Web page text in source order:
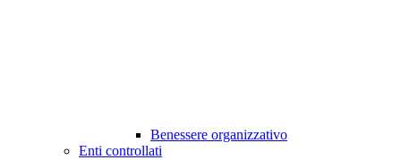
Benessere organizzativo
Enti controllati